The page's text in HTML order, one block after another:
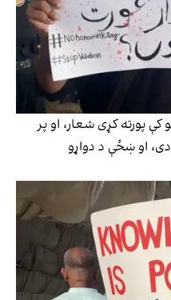
پورته کړی شعار، او پر
او ښځې د دواړو